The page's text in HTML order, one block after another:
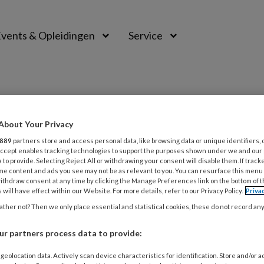
& Opleidingen Service
2020 ACTUEEL
1 | Slaapstoornissen in de
Your Privacy
889 partners store and access personal data, like browsing data or unique identifiers,
enables tracking technologies to support the purposes shown under we and
to provide. Selecting Reject All or withdrawing your consent will disable them. If
content and ads you see may not be as relevant to you. You can resurface this
consent at any time by clicking the Manage Preferences link on the bottom of
will have effect within our Website. For more details, refer to our Privacy Policy.
not? Then we only place essential and statistical cookies, these do not record
partners process data to provide:
data. Actively scan device characteristics for identification. Store and/or